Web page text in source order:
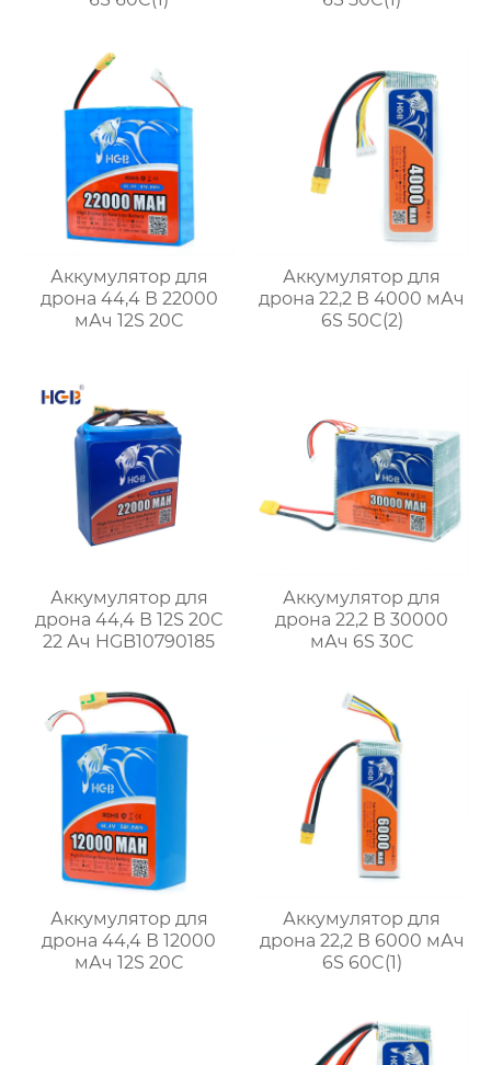
Аккумулятор для
дрона 44,4 В 22000
мАч 12S 20C
Аккумулятор для
дрона 22,2 В 4000 мАч
6S 50C(2)
Аккумулятор для
дрона 44,4 В 12S 20C
22 Ач HGB10790185
Аккумулятор для
дрона 22,2 В 30000
мАч 6S 30C
Аккумулятор для
дрона 44,4 В 12000
мАч 12S 20C
Аккумулятор для
дрона 22,2 В 6000 мАч
6S 60C(1)